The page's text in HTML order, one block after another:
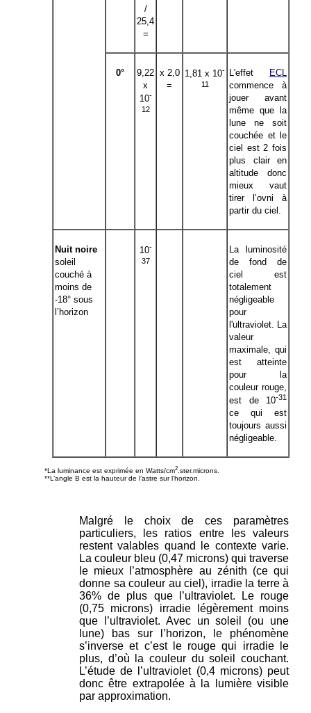
/
25,4
=
0°
9,22
x
10-
12
x 2,0
=
1,81 x 10-
11
L'effet
ECL
commence à
jouer avant
même que la
lune ne soit
couchée et le
ciel est 2 fois
plus clair en
altitude donc
mieux vaut
tirer l’ovni à
partir du ciel.
Nuit noire
soleil
couché à
moins de
-18° sous
l’horizon
10-
37
La luminosité
de fond de
ciel est
totalement
négligeable
pour
l'ultraviolet. La
valeur
maximale, qui
est atteinte
pour la
couleur rouge,
est de 10-31
ce qui est
toujours aussi
négligeable.
*La luminance est exprimée en Watts/cm2.ster.microns.
**L’angle B est la hauteur de l’astre sur l’horizon.
Malgré le choix de ces paramètres
particuliers, les ratios entre les valeurs
restent valables quand le contexte varie.
La couleur bleu (0,47 microns) qui traverse
le mieux l’atmosphère au zénith (ce qui
donne sa couleur au ciel), irradie la terre à
36% de plus que l’ultraviolet. Le rouge
(0,75 microns) irradie légèrement moins
que l’ultraviolet. Avec un soleil (ou une
lune) bas sur l’horizon, le phénomène
s’inverse et c’est le rouge qui irradie le
plus, d’où la couleur du soleil couchant.
L’étude de l’ultraviolet (0,4 microns) peut
donc être extrapolée à la lumière visible
par approximation.